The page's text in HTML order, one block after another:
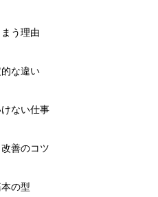
う理由
な違い
ない仕事
善のコツ
の型